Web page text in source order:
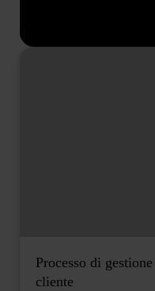
Processo di
cliente